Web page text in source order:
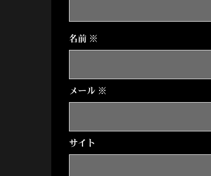
シ
ョ
ン
名前 ※
メール ※
サイト